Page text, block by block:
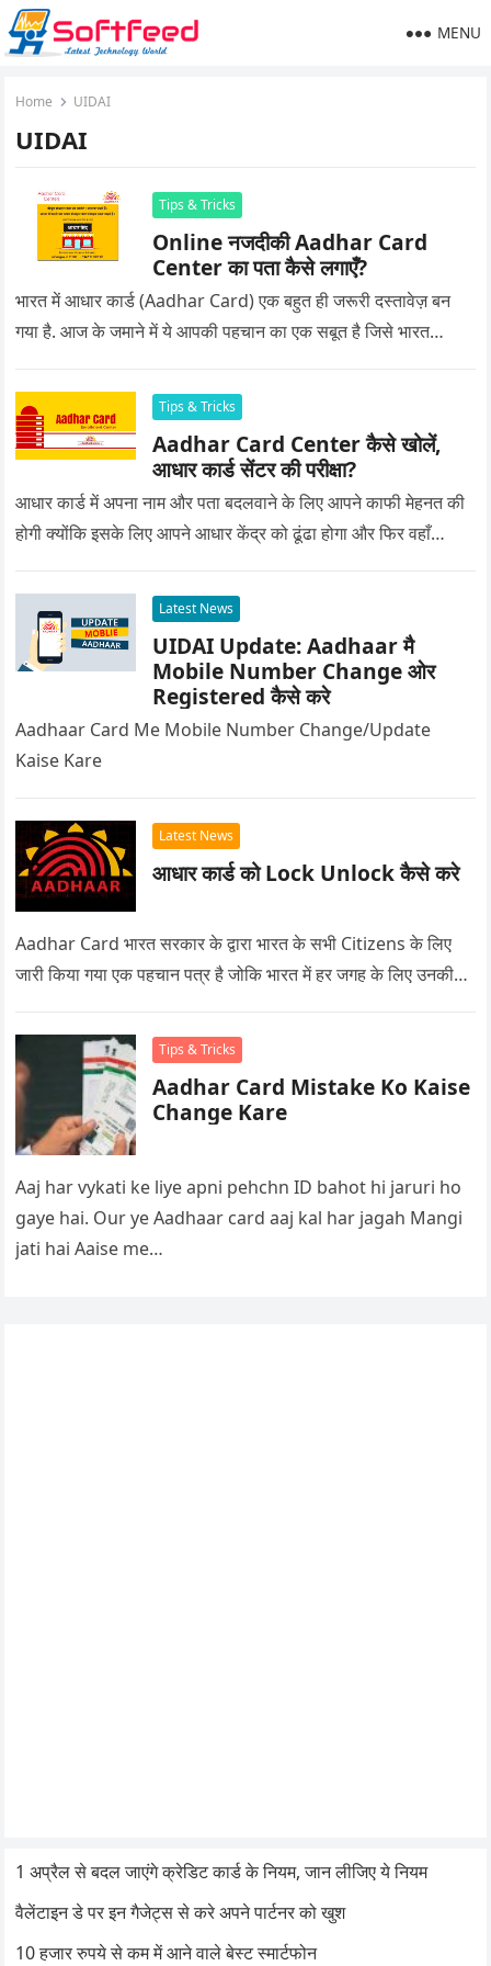
MENU
Home UIDAI
UIDAI
Tips & Tricks
Online नजदीकी Aadhar Card
Center का पता कैसे लगाएँ?
भारत में आधार कार्ड (Aadhar Card) एक बहुत ही जरूरी दस्तावेज़ बन
गया है. आज के जमाने में ये आपकी पहचान का एक सबूत है जिसे भारत…
Tips & Tricks
Aadhar Card Center कैसे खोलें,
आधार कार्ड सेंटर की परीक्षा?
आधार कार्ड में अपना नाम और पता बदलवाने के लिए आपने काफी मेहनत की
होगी क्योंकि इसके लिए आपने आधार केंद्र को ढूंढा होगा और फिर वहाँ…
Latest News
UIDAI Update: Aadhaar मै
Mobile Number Change ओर
Registered कैसे करे
Aadhaar Card Me Mobile Number Change/Update
Kaise Kare
Latest News
आधार कार्ड को Lock Unlock कैसे करे
Aadhar Card भारत सरकार के द्वारा भारत के सभी Citizens के लिए
जारी किया गया एक पहचान पत्र है जोकि भारत में हर जगह के लिए उनकी…
Tips & Tricks
Aadhar Card Mistake Ko Kaise
Change Kare
Aaj har vykati ke liye apni pehchn ID bahot hi jaruri ho
gaye hai. Our ye Aadhaar card aaj kal har jagah Mangi
jati hai Aaise me…
1 अप्रैल से बदल जाएंगे क्रेडिट कार्ड के नियम, जान लीजिए ये नियम
वैलेंटाइन डे पर इन गैजेट्स से करे अपने पार्टनर को खुश
10 हजार रुपये से कम में आने वाले बेस्ट स्मार्टफोन